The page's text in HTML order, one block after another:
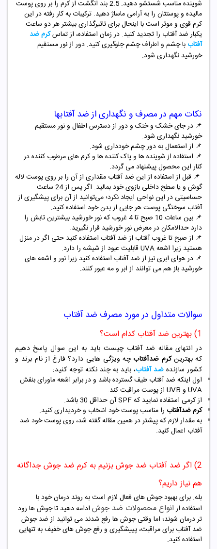
شوینده مناسب شستشو دهید. 2.5 بند انگشت از کرم را بر روی پوست
مالیده و پوستتان را به آرامی ماساژ دهید. ترکیبات به کار رفته در این
کرم قوی و موثر است با اینحال برای تاثیرگذاری بیشتر هر دو ساعت
یکبار ضد آفتاب را تجدید کنید. در زمان استفاده، از تماسکرم ضد
آفتاب با چشم و اطراف چشم جلوگیری کنید. دور از نور مستقیم
خورشید نگهداری شود.
نکات مهم در مصرف و نگهداری از ضد آفتابها
📌 در جای خشک و خنک و دور از دسترس اطفال و نور مستقیم
خورشید نگهداری شود.
📌 از استعمال به دور چشم خودداری شود.
📌 استفاده از شوینده ها و پاک کننده ها و کرم های مرطوب کننده در
کنار این محصول پیشنهاد می گردد.
📌 قبل از استفاده از این ضد آفتاب مقداری از آن را بر روی پوست لاله
گوش و یا سطح داخلی بازوی خود بمالید. اگر پس از 24 ساعت
حساسیتی در این نواحی ایجاد نکرد؛ می‌توانید از آن برای پیشگیری از
آفتاب سوختگی پوست هر جایی از بدن خود استفاده کنید.
📌
بین ساعات 10 صبح تا 4 غروب که نور خورشید بیشترین تابش را
دارد حدالامکان در معرض نور خورشید قرار نگیرید.
📌 از صبح تا غروب آفتاب از ضد آفتاب استفاده کنید حتی اگر در منزل
هستید زیرا اشعه UVA قابلیت عبود از شیشه را دارد.
📌 در هوای ابری نیز از ضد آفتاب استفاده کنید زیرا نور و اشعه های
خورشید باز هم می توانند از ابر و مه عبور کنند.
سوالات متداول در مورد مصرف ضد آفتاب
1) بهترین ضد آفتاب کدام است؟
در انتهای مقاله ضد آفتاب چیست باید به این سوال پاسخ دهیم
که بهترینکرم ضدآفتاب چه ویژگی هایی دارد؟ فارغ از نام برند و
کشور سازنده ضد آفتاب، باید به چند نکته توجه کنید:
اول اینکه ضد آفتاب طیف گسترده باشد و در برابر اشعه ماورای بنفش
UVA و UVB از پوست مراقبت کند.
از کرمی استفاده نمایید که SPF آن حداقل 30 باشد.
کرم ضدآفتاب را مناسب پوست خود انتخاب و خردیداری کنید.
به مقدار لازم که پیشتر در همین مقاله گفته شد، روی پوست خود ضد
آفتاب اعمال کنید.
2) اگر ضد آفتاب ضد جوش بزنیم به کرم ضد جوش جداگانه
هم نیاز داریم؟
بله. برای بهبود جوش های فعال لازم است به روند درمان خود با
استفاده از انواع محصولات ضد جوش ادامه دهید تا جوش ها زود
تر درمان شوند؛ اما وقتی جوش ها رفع شدند می توانید از ضد جوش
ضد آفتاب برای مراقبت، پییشگیری و رفع جوش های خفیف به تنهایی
استفاده کنید.